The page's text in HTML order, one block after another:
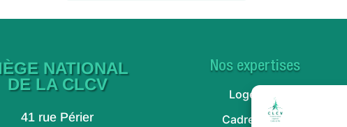
NATIONAL
DE LA CLCV
41 rue Périer
Nos expertises
Logement
Cadre de vie